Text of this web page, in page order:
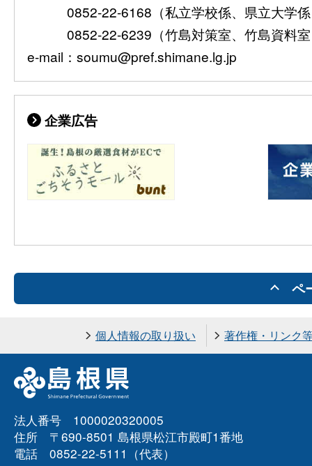
0852-22-6168（私立学校係、県立大学
0852-22-6239（竹島対策室、竹島資料
e-mail：soumu@pref.shimane.lg.jp
企業広告
ペ
個人情報の取り扱い 著作権・リンク
法人番号 1000020320005
住所 〒690-8501 島根県松江市殿町1番地
電話 0852-22-5111（代表）